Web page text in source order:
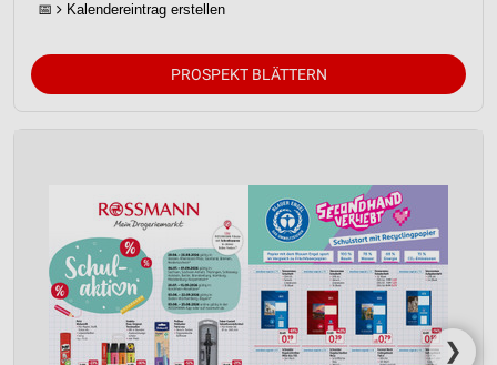
📅 Kalendereintrag erstellen
PROSPEKT BLÄTTERN
❯